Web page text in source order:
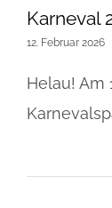
Karneval
12. Februar 2026
Helau! Am